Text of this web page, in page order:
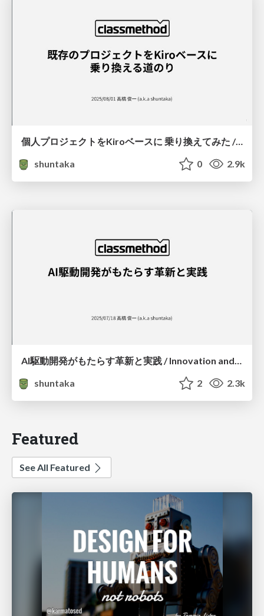
個人プロジェクトをKiroベースに 乗り換えてみた / I Tried Migrating My Personal Project to Kiro-based
shuntaka
0 2.9k
AI駆動開発がもたらす革新と実践 / Innovation and Practice Brought by AI-Driven Development
shuntaka
2 2.3k
Featured
See All Featured